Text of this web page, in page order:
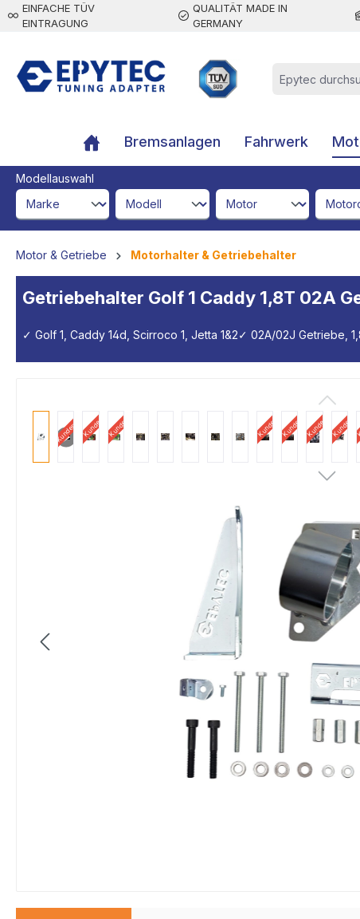
springen
EINFACHE TÜV
EINTRAGUNG
QUALITÄT MADE IN
GERMANY
Bremsanlagen Fahrwerk
Modellauswahl
brandId
modelId engineId
Motor & Getriebe Motorhalter & Getriebehalter
Getriebehalter Golf 1 Caddy 1,8T 02A
✓ Golf 1, Caddy 14d, Scirroco 1, Jetta 1&2✓ 02A/02J Getriebe,
KundenvideoKundenbildKundenbild KundenbildKundenbildKundenbildKundenbild